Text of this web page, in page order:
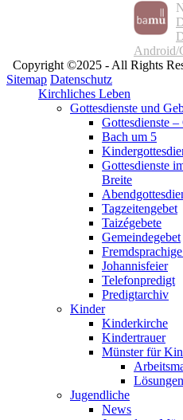
Android/
Copyright ©2025 - All Rights
Sitemap Datenschutz
Kirchliches Leben
Gottesdienste und
Gottesdienste
Bach um 5
Gottesdienste
Breite
Tagzeitengebet
Taizégebete
Gemeindegebet
Johannisfeier
Telefonpredigt
Predigtarchiv
Kinder
Kinderkirche
Kindertrauer
Münster für
Jugendliche
News